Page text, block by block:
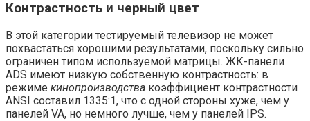
Контрастность и черный цвет
В этой категории тестируемый телевизор не может
похвастаться хорошими результатами, поскольку сильно
ограничен типом используемой матрицы. ЖК-панели
ADS имеют низкую собственную контрастность: в
режиме кинопроизводства коэффициент контрастности
ANSI составил 1335:1, что с одной стороны хуже, чем у
панелей VA, но немного лучше, чем у панелей IPS.